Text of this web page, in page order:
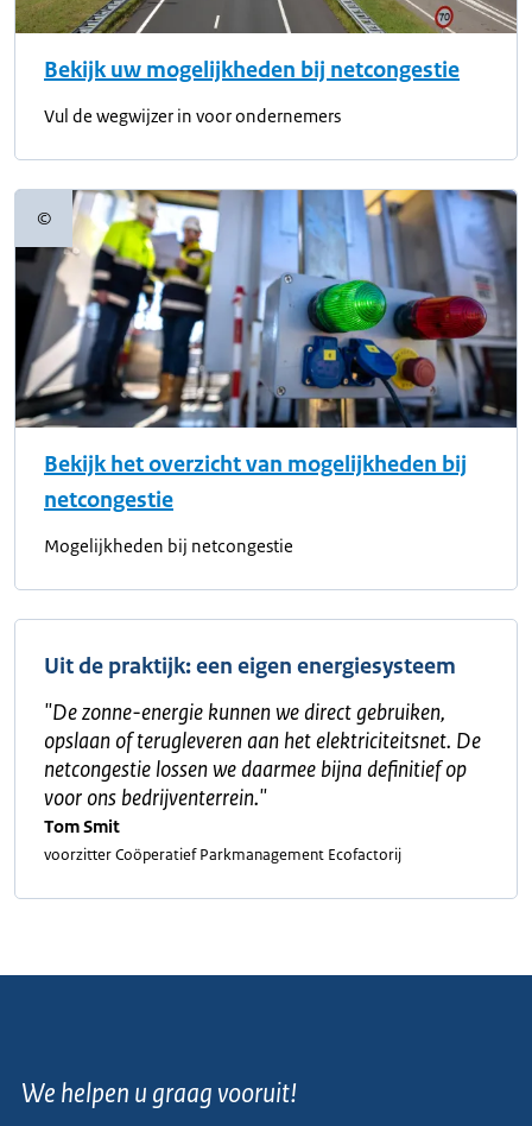
Bekijk uw mogelijkheden bij netcongestie
Vul de wegwijzer in voor ondernemers
©Copyrightinformatie
Bekijk het overzicht van mogelijkheden bij
netcongestie
Mogelijkheden bij netcongestie
Uit de praktijk: een eigen energiesysteem
"De zonne-energie kunnen we direct gebruiken,
opslaan of terugleveren aan het elektriciteitsnet. De
netcongestie lossen we daarmee bijna definitief op
voor ons bedrijventerrein."
Tom Smit
voorzitter Coöperatief Parkmanagement Ecofactorij
We helpen u graag vooruit!